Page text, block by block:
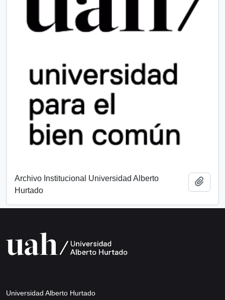
Archivo Institucional Universidad Alberto
Hurtado
Universidad Alberto Hurtado